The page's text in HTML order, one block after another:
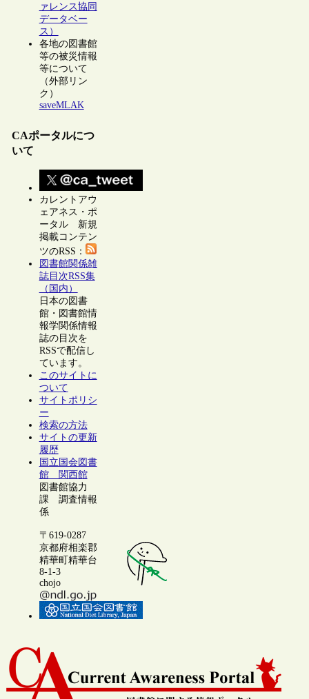
ァレンス協同
データベー
ス）
各地の図書館
等の被災情報
等について
（外部リン
ク）
saveMLAK
CAポータルにつ
いて
カレントアウ
ェアネス・ポ
ータル 新規
掲載コンテン
ツのRSS：
図書館関係雑
誌目次RSS集
（国内）
日本の図書
館・図書館情
報学関係情報
誌の目次を
RSSで配信し
ています。
このサイトに
ついて
サイトポリシ
ー
検索の方法
サイトの更新
履歴
国立国会図書
館 関西館
図書館協力
課 調査情報
係
〒619-0287
京都府相楽郡
精華町精華台
8-1-3
chojo